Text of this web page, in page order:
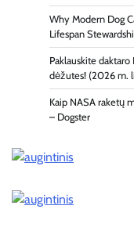
Why Modern Dog
Lifespan
Paklauskite
dėžutes! (2026 m.
Kaip NASA raketų
– Dogster